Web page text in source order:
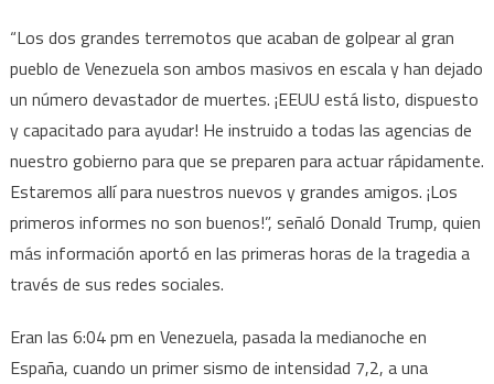
“Los dos grandes terremotos que acaban de golpear al gran
pueblo de Venezuela son ambos masivos en escala y han dejado
un número devastador de muertes. ¡EEUU está listo, dispuesto
y capacitado para ayudar! He instruido a todas las agencias de
nuestro gobierno para que se preparen para actuar rápidamente.
Estaremos allí para nuestros nuevos y grandes amigos. ¡Los
primeros informes no son buenos!”, señaló Donald Trump, quien
más información aportó en las primeras horas de la tragedia a
través de sus redes sociales.
Eran las 6:04 pm en Venezuela, pasada la medianoche en
España, cuando un primer sismo de intensidad 7,2, a una